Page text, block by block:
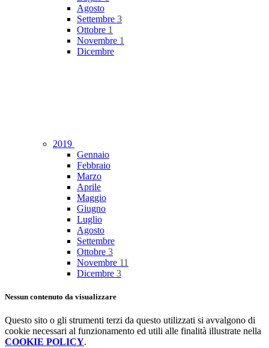
Agosto
Settembre 3
Ottobre 1
Novembre 1
Dicembre
2019
Gennaio
Febbraio
Marzo
Aprile
Maggio
Giugno
Luglio
Agosto
Settembre
Ottobre 3
Novembre 11
Dicembre 3
Nessun contenuto da visualizzare
Questo sito o gli strumenti terzi da questo utilizzati si avvalgono di
cookie necessari al funzionamento ed utili alle finalità illustrate nella
COOKIE POLICY.